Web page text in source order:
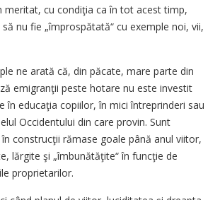
meritat, cu condiţia ca în tot acest timp,
nu fie „împrospătată“ cu exemple noi, vii,
ne arată că, din păcate, mare parte din
emigranţii peste hotare nu este investit
în educaţia copiilor, în mici întreprinderi sau
Occidentului din care provin. Sunt
în construcţii rămase goale până anul viitor,
lărgite şi „îmbunătăţite“ în funcţie de
proprietarilor.